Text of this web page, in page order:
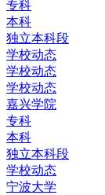
专科
本科
独立本科段
学校动态
学校动态
学校动态
嘉兴学院
专科
本科
独立本科段
学校动态
宁波大学